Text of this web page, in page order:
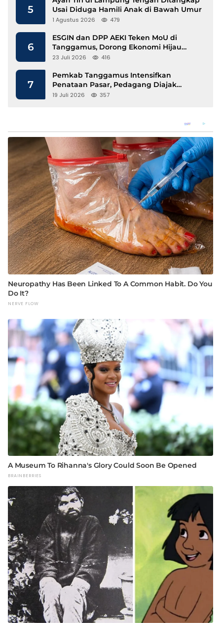
5
Usai Diduga Hamili Anak di Bawah Umur
1 Agustus 2026 479
6
ESGIN dan DPP AEKI Teken MoU di
Tanggamus, Dorong Ekonomi Hijau
Berbasis Kopi dan Perdagangan Karbon
23 Juli 2026 416
7
Pemkab Tanggamus Intensifkan
Penataan Pasar, Pedagang Diajak
Tempati Pasar Modern Talang Padang
19 Juli 2026 357